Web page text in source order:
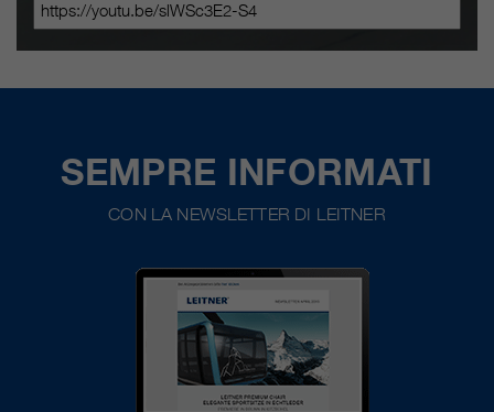
SEMPRE INFORMATI
CON LA NEWSLETTER DI LEITNER